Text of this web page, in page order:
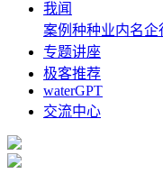
我闻
案例种种业内名企
专题讲座
极客推荐
waterGPT
交流中心